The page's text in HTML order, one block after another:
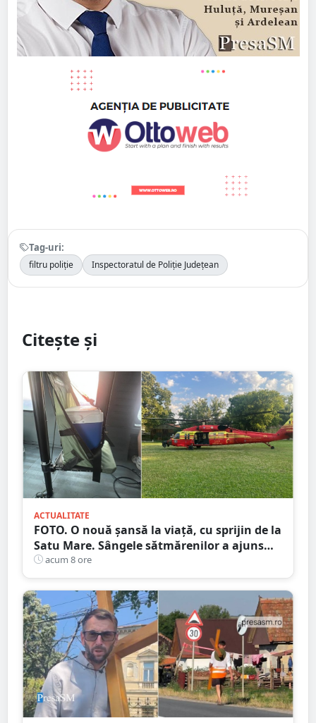
Tag-uri:
filtru poliție Inspectoratul de Poliție Județean
Citește și
ACTUALITATE
FOTO. O nouă șansă la viață, cu sprijin de la
Satu Mare. Sângele sătmărenilor a ajuns
într-o misiune contra cronometru pentru
un transplant hepatic
acum 8 ore